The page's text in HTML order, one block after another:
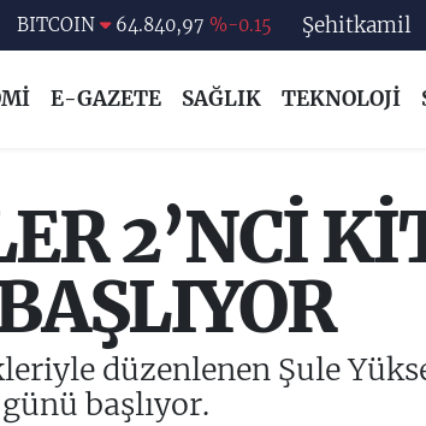
DOLAR 47,7436 %0.18
STERLİN
64,4811 %0.38
13.779
BITCOIN
64.840,97 %-0.15
Şehitkamil
E-GAZETE SAĞLIK TEKNOLOJİ
2’NCİ
düzenlenen Şule
başlıyor.